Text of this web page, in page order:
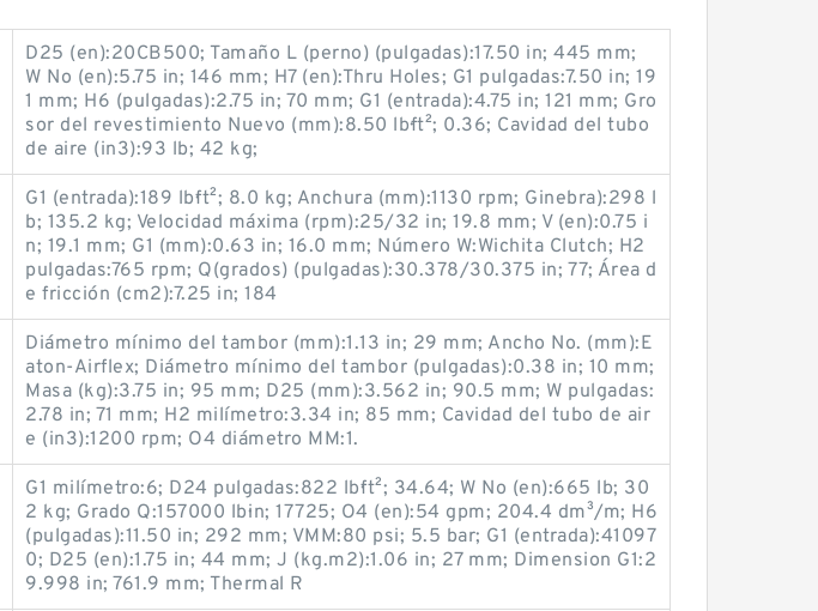
D25 (en):20CB500; Tamaño L (perno) (pulgadas):17.50 in; 445 mm;
W No (en):5.75 in; 146 mm; H7 (en):Thru Holes; G1 pulgadas:7.50 in; 19
1 mm; H6 (pulgadas):2.75 in; 70 mm; G1 (entrada):4.75 in; 121 mm; Gro
sor del revestimiento Nuevo (mm):8.50 lb·ft²; 0.36; Cavidad del tubo
de aire (in3):93 lb; 42 kg;
G1 (entrada):189 lb·ft²; 8.0 kg; Anchura (mm):1130 rpm; Ginebra):298 l
b; 135.2 kg; Velocidad máxima (rpm):25/32 in; 19.8 mm; V (en):0.75 i
n; 19.1 mm; G1 (mm):0.63 in; 16.0 mm; Número W:Wichita Clutch; H2
pulgadas:765 rpm; Q(grados) (pulgadas):30.378/30.375 in; 77; Área d
e fricción (cm2):7.25 in; 184
Diámetro mínimo del tambor (mm):1.13 in; 29 mm; Ancho No. (mm):E
aton-Airflex; Diámetro mínimo del tambor (pulgadas):0.38 in; 10 mm;
Masa (kg):3.75 in; 95 mm; D25 (mm):3.562 in; 90.5 mm; W pulgadas:
2.78 in; 71 mm; H2 milímetro:3.34 in; 85 mm; Cavidad del tubo de air
e (in3):1200 rpm; O4 diámetro MM:1.
G1 milímetro:6; D24 pulgadas:822 lb·ft²; 34.64; W No (en):665 lb; 30
2 kg; Grado Q:157000 lb·in; 17725; O4 (en):54 gpm; 204.4 dm³/m; H6
(pulgadas):11.50 in; 292 mm; VMM:80 psi; 5.5 bar; G1 (entrada):41097
0; D25 (en):1.75 in; 44 mm; J (kg.m2):1.06 in; 27 mm; Dimension G1:2
9.998 in; 761.9 mm; Thermal R